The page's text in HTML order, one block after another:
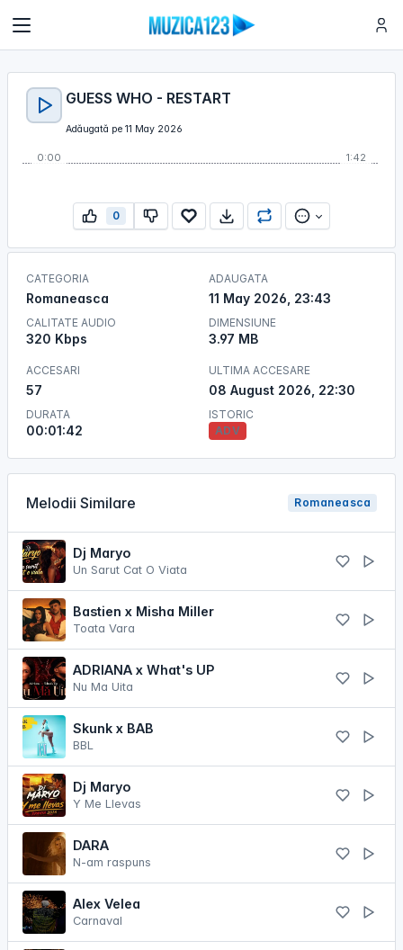
GUESS WHO - RESTART
Adăugată pe 11 May 2026
0:00 1:42
0
CATEGORIA
Romaneasca
CALITATE AUDIO
320 Kbps
ADAUGATA
11 May 2026, 23:43
DIMENSIUNE
3.97 MB
ACCESARI
57
DURATA
00:01:42
ULTIMA ACCESARE
08 August 2026, 22:30
ISTORIC
ADV
Melodii Similare Romaneasca
Dj Maryo
Un Sarut Cat O Viata
Bastien x Misha Miller
Toata Vara
ADRIANA x What's UP
Nu Ma Uita
Skunk x BAB
BBL
Dj Maryo
Y Me Llevas
DARA
N-am raspuns
Alex Velea
Carnaval